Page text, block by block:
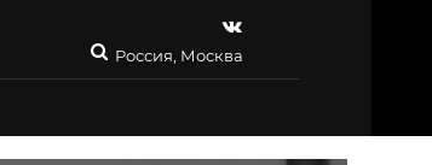
Россия, Москва